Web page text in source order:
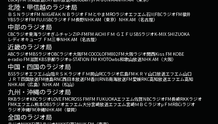
北陸・甲信越のラジオ局
ＢＳＮラジオFM NIIGATAＫＮＢラジオ ＦＭとやまMROラジオエフエム石川FBCラジオFM福井
YBSラジオFM FUJISBCラジオ ＦＭ長野NHK AM（東京） NHK AM（名古屋）
中部のラジオ局
CBCラジオ東海ラジオぎふチャンZIP-FMFM AICHI ＦＭ ＧＩＦＵ SBSラジオK-MIX SHIZUOKA
レディオキューブ ＦＭ三重NHK AM（名古屋）
近畿のラジオ局
ABCラジオMBSラジオOBCラジオ大阪FM COCOLOFM802FM大阪ラジオ関西Kiss FM KOBE
e-radio FM滋賀KBS京都ラジオα-STATION FM KYOTOwbs和歌山放送NHK AM（大阪）
中国・四国のラジオ局
BSSラジオエフエム山陰ＲＳＫラジオ ＦＭ岡山RCCラジオ広島FM ＫＲＹ山口放送エフエム山口
ＪＲＴ四国放送FM徳島RNC西日本放送FM香川RNB南海放送FM愛媛RKC高知放送エフエム高知
NHK AM（広島） NHK AM（松山）
九州・沖縄のラジオ局
RKBラジオKBCラジオLOVE FMCROSS FMFM FUKUOKAエフエム佐賀NBCラジオFM長崎RKKラジオ
FMKエフエム熊本OBSラジオエフエム大分宮崎放送エフエム宮崎ＭＢＣラジオμＦＭRBCiラジオ
ラジオ沖縄FM沖縄NHK AM（福岡）
全国のラジオ局